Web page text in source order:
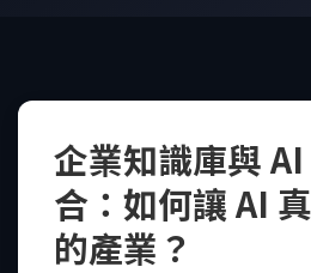
企業知識庫與
合：如何讓 AI
的產業？